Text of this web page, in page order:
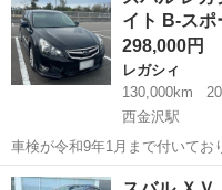
イル交...
イト B-ス
298,000円
レガシィ
130,000km
西金沢駅
車検が令和9年1月まで付いてお
済で 安心して乗って頂けます。 安全性能とAWD性能のスバル車で
石川 金沢市